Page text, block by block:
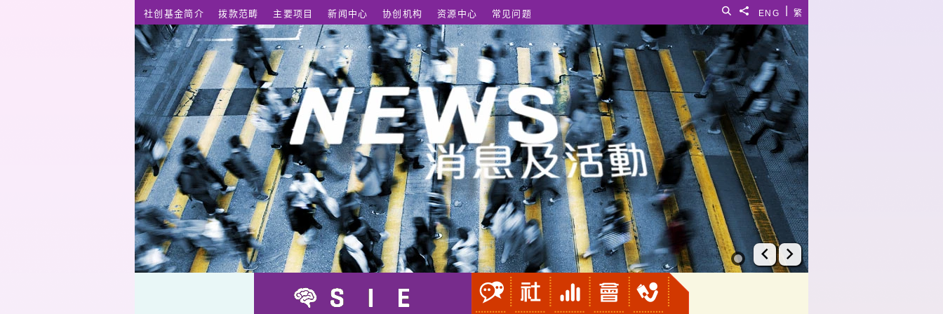
繁
ENG
分享給
搜寻
社创基金简介 拨款范畴 主要项目 新闻中心 协创机构 资源中心 常见问题
上一张幻灯片
下一张幻灯片